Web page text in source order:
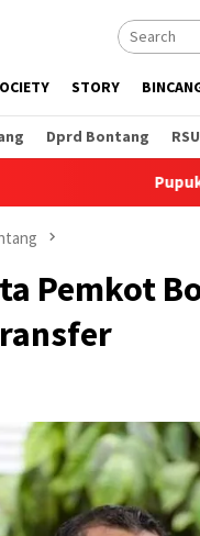
STORY
Dprd Bontang
Pupuk Kaltim
Pemkot